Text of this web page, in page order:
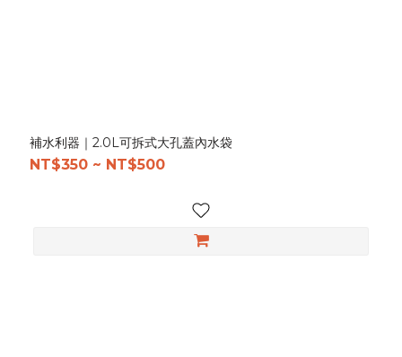
補水利器｜2.0L可拆式大孔蓋內水袋
NT$350 ~ NT$500